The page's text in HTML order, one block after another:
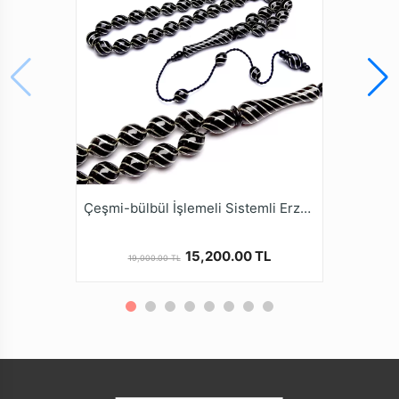
Karton Taşıma Çantası
Ürün Açıklaması
* Oltu Taşı Yöremiz Erzurum Oltu İlçesinin kuzey
doğusunda, Yer altından sadece el emeği ile bin bir
güçlükle yaklaşık 300-400 metre yer altından
çıkarılmaktadır. Doğal Fosil yapısına sahip olan Oltu
Taşı bu güçlük nedeniyle Değerli taşlar sınıfındadır.
* İsmini çıkarıldığı İlçenin isminden alan bu taş,
genellikle siyah ve çok narin görülse de kahve
renk kullanılmaktadır.
Taşı Topraktan çıktığında yumuşak olmasına rağmen
zamanda İşlendikçe sertleşen, Kullanıldıkça parlayan
Çeşmi-bülbül İşlemeli Sistemli Erzurum Oltu Tesbihi
19,000.00 TL 15,200.00 TL